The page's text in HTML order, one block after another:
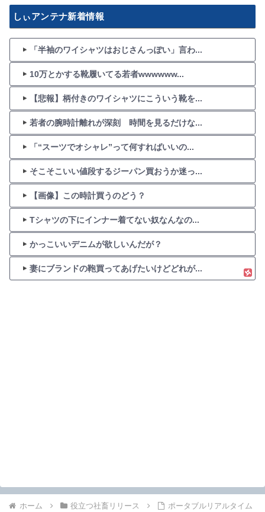
しぃアンテナ新着情報
「半袖のワイシャツはおじさんっぽい」言わ...
10万とかする靴履いてる若者wwwwww...
【悲報】柄付きのワイシャツにこういう靴を...
若者の腕時計離れが深刻 時間を見るだけな...
「“スーツでオシャレ”って何すればいいの...
そこそこいい値段するジーパン買おうか迷っ...
【画像】この時計買うのどう？
Tシャツの下にインナー着てない奴なんなの...
かっこいいデニムが欲しいんだが？
妻にブランドの鞄買ってあげたいけどどれが...
ホーム 役立つ社畜リリース ポータブルリアルタイム